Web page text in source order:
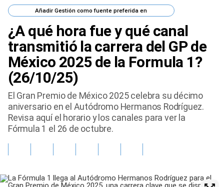
Mi Bolsillo
Respuestas
Gente
Vida Laboral
Tendencias Mix
Sports
AñadirGestión como fuente preferida en
¿A qué hora fue y qué canal
transmitió la carrera del GP de
México 2025 de la Formula 1?
(26/10/25)
El Gran Premio de México 2025 celebra su décimo
aniversario en el Autódromo Hermanos Rodríguez.
Revisa aquí el horario y los canales para ver la
Fórmula 1 el 26 de octubre.